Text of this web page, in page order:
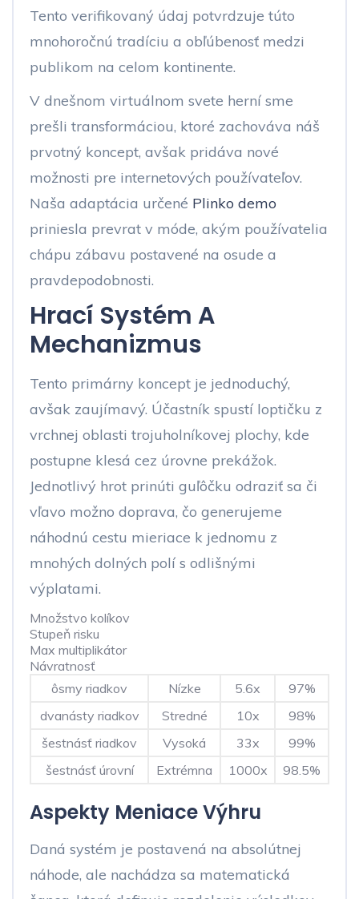
Tento verifikovaný údaj potvrdzuje túto
mnohoročnú tradíciu a obľúbenosť medzi
publikom na celom kontinente.
V dnešnom virtuálnom svete herní sme
prešli transformáciou, ktoré zachováva náš
prvotný koncept, avšak pridáva nové
možnosti pre internetových používateľov.
Naša adaptácia určené Plinko demo
priniesla prevrat v móde, akým používatelia
chápu zábavu postavené na osude a
pravdepodobnosti.
Hrací Systém A
Mechanizmus
Tento primárny koncept je jednoduchý,
avšak zaujímavý. Účastník spustí loptičku z
vrchnej oblasti trojuholníkovej plochy, kde
postupne klesá cez úrovne prekážok.
Jednotlivý hrot prinúti guľôčku odraziť sa či
vľavo možno doprava, čo generujeme
náhodnú cestu mieriace k jednomu z
mnohých dolných polí s odlišnými
výplatami.
Množstvo kolíkov
Stupeň risku
Max multiplikátor
Návratnosť
ôsmy riadkov
Nízke 5.6x
97%
dvanásty riadkov
Stredné 10x
98%
šestnásť riadkov
Vysoká 33x
99%
šestnásť úrovní
Extrémna 1000x 98.5%
Aspekty Meniace Výhru
Daná systém je postavená na absolútnej
náhode, ale nachádza sa matematická